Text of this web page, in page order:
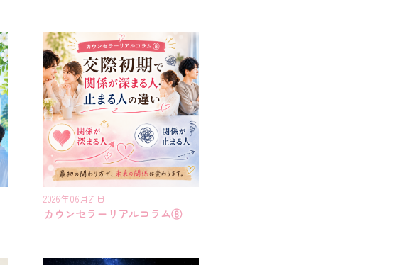
2026年06月21日
カウンセラーリアルコラム⑧